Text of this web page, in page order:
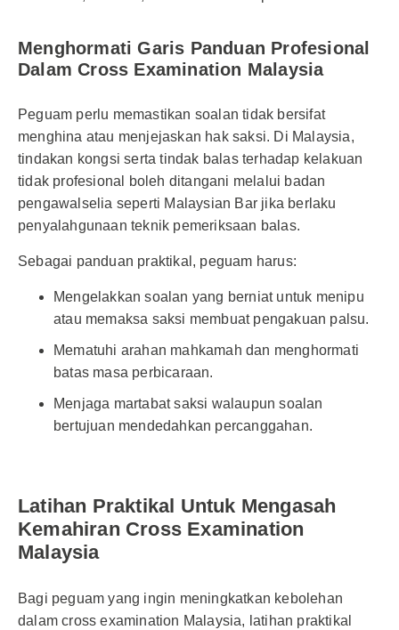
Menghormati Garis Panduan Profesional
Dalam Cross Examination Malaysia
Peguam perlu memastikan soalan tidak bersifat
menghina atau menjejaskan hak saksi. Di Malaysia,
tindakan kongsi serta tindak balas terhadap kelakuan
tidak profesional boleh ditangani melalui badan
pengawalselia seperti Malaysian Bar jika berlaku
penyalahgunaan teknik pemeriksaan balas.
Sebagai panduan praktikal, peguam harus:
Mengelakkan soalan yang berniat untuk menipu
atau memaksa saksi membuat pengakuan palsu.
Mematuhi arahan mahkamah dan menghormati
batas masa perbicaraan.
Menjaga martabat saksi walaupun soalan
bertujuan mendedahkan percanggahan.
Latihan Praktikal Untuk Mengasah
Kemahiran Cross Examination
Malaysia
Bagi peguam yang ingin meningkatkan kebolehan
dalam cross examination Malaysia, latihan praktikal